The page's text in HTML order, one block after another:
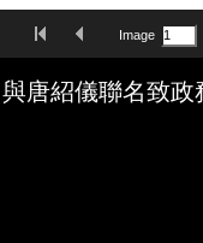
First ImagePrevious Image
Image
Media Viewer
與唐紹儀聯名致